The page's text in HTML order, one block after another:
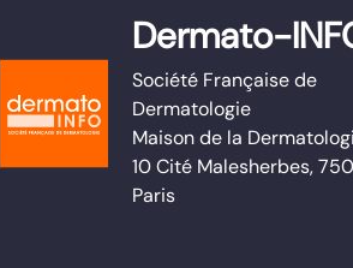
Dermato-
Société Française de
Dermatologie
Maison de la
10 Cité Malesherbes,
Paris